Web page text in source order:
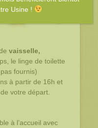
vaisselle,
le linge de toilette
fournis)
à partir de 16h et
votre départ.
à l’accueil avec
Usine !